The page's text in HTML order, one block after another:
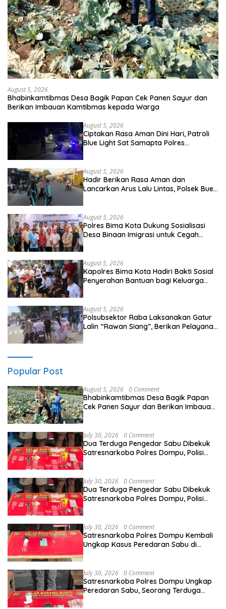
August 5, 2026
Bhabinkamtibmas Desa Bagik Papan Cek Panen Sayur dan
Berikan Imbauan Kamtibmas kepada Warga
August 5, 2026
Ciptakan Rasa Aman Dini Hari, Patroli
Blue Light Sat Samapta Polres
August 5, 2026
Hadir Berikan Rasa Aman dan
Lancarkan Arus Lalu Lintas, Polsek Buer
August 5, 2026
Polres Bima Kota Dukung Sosialisasi
Desa Binaan Imigrasi untuk Cegah
August 5, 2026
Kapolres Bima Kota Hadiri Bakti Sosial
Penyerahan Bantuan bagi Keluarga
August 5, 2026
Polsubsektor Raba Laksanakan Gatur
Lalin “Rawan Siang”, Berikan Pelayanan
Popular Post
August 5, 2026 0 Comment
Bhabinkamtibmas Desa Bagik Papan
Cek Panen Sayur dan Berikan Imbauan
July 30, 2026 0 Comment
Dua Terduga Pengedar Sabu Dibekuk
Satresnarkoba Polres Dompu, Polisi
July 30, 2026 0 Comment
Dua Terduga Pengedar Sabu Dibekuk
Satresnarkoba Polres Dompu, Polisi
July 30, 2026 0 Comment
Satresnarkoba Polres Dompu Kembali
Ungkap Kasus Peredaran Sabu di
July 30, 2026 0 Comment
Satresnarkoba Polres Dompu Ungkap
Peredaran Sabu, Seorang Terduga